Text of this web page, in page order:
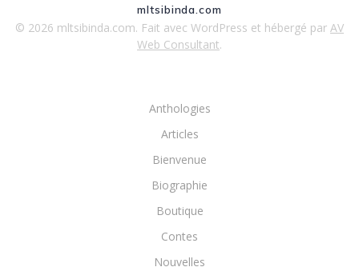
mltsibinda.com
© 2026 mltsibinda.com. Fait avec WordPress et hébergé par AV
Web Consultant.
Anthologies
Articles
Bienvenue
Biographie
Boutique
Contes
Nouvelles